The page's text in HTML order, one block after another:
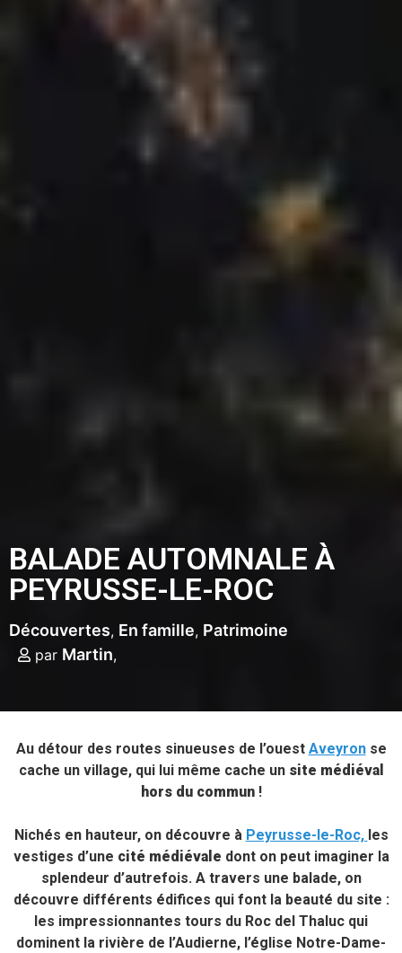
BALADE AUTOMNALE À
PEYRUSSE-LE-ROC
Découvertes En famille Patrimoine
par Martin
Au détour des routes sinueuses de l’ouest Aveyronse
cache un village, qui lui même cache un site médiéval
hors du commun !
Nichés en hauteur, on découvre à Peyrusse-le-Roc, les
vestiges d’une cité médiévale dont on peut imaginer la
splendeur d’autrefois. A travers une balade, on
découvre différents édifices qui font la beauté du site :
les impressionnantes tours du Roc del Thaluc qui
dominent la rivière de l’Audierne, l’église Notre-Dame-